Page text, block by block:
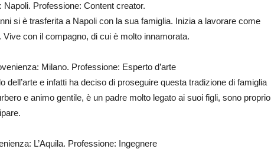
Napoli. Professione: Content creator.
si è trasferita a Napoli con la sua famiglia. Inizia a lavorare come
con il compagno, di cui è molto innamorata.
Milano. Professione: Esperto d’arte
dell’arte e infatti ha deciso di proseguire questa tradizione di famiglia
e animo gentile, è un padre molto legato ai suoi figli, sono proprio
L’Aquila. Professione: Ingegnere